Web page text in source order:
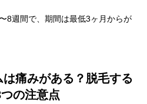
8週間で、期間は最低3ヶ月からが
痛みがある？脱毛する
の注意点